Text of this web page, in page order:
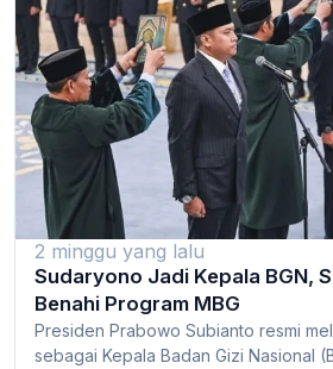
2 minggu yang lalu
Sudaryono Jadi Kepala BGN,
Benahi Program MBG
Presiden Prabowo Subianto resmi
sebagai Kepala Badan Gizi Nasional